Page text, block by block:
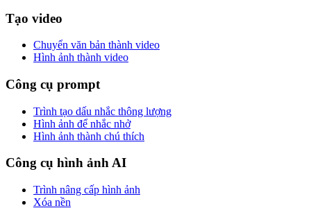
Tạo video
Chuyển văn bản thành video
Hình ảnh thành video
Công cụ prompt
Trình tạo dấu nhắc thông lượng
Hình ảnh để nhắc nhở
Hình ảnh thành chú thích
Công cụ hình ảnh AI
Trình nâng cấp hình ảnh
Xóa nền